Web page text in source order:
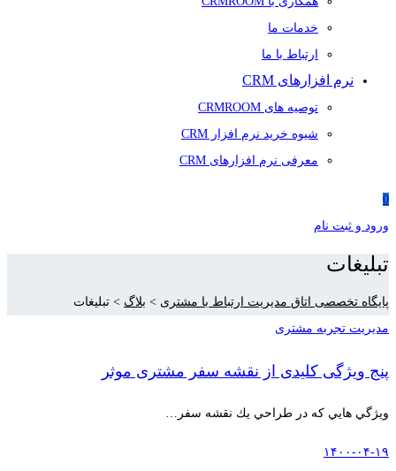
خدمات ما
ارتباط با ما
نرم افزارهای CRM
توصیه های CRMROOM
شیوه خرید نرم افزار CRM
معرفی نرم افزارهای CRM
0
ورود و ثبت نام
تبلیغات
پایگاه تخصصی اتاق مدیریت ارتباط با مشتری > بلاگ > تبلیغات
مدیریت تجربه مشتری
پنج ویژگی کلیدی از نقشه سفر مشتری موثر
ويژگي هايي كه در طراحي يك نقشه سفر…
۱۴۰۰-۰۴-۱۹